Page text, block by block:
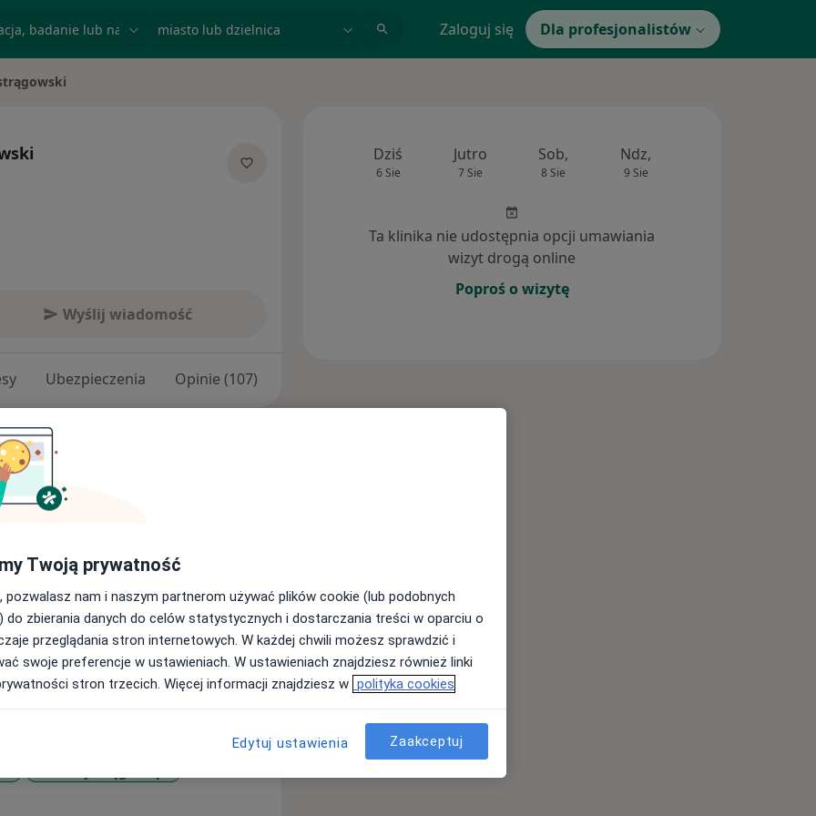
Zaloguj się Dla profesjonalistów
Wyślij wiadomość
Ubezpieczenia Opinie (107)
Medycznego w Łodzi.
Ortopedii i Ortopedii Dziecięcej
WCOiRNR im. Radlińskiego ul.
251).
i rekonstrukcyjnych
oraz całego narządu ruchu
iniekcjami (blokady sterydowe,
PRP).
Dziś
6 Sie
Jutro
7 Sie
Sob,
8 Sie
Ndz,
9 Sie
Ta klinika nie udostępnia opcji umawiania
wizyt drogą online
Poproś o wizytę
Twoją prywatność
pozwalasz nam i naszym partnerom używać plików cookie (lub podobnych
do zbierania danych do celów statystycznych i dostarczania treści w oparciu o
przeglądania stron internetowych. W każdej chwili możesz sprawdzić i
swoje preferencje w ustawieniach. W ustawieniach znajdziesz również linki
stron trzecich. Więcej informacji znajdziesz w polityka cookies
Edytuj ustawienia Zaakceptuj